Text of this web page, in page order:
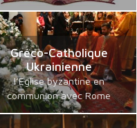
Gréco-Catholique
Ukrainienne
l’Eglise byzantine en
communion avec Rome